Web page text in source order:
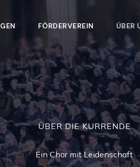
FÖRDERVEREIN ÜBER
ÜBER DIE KURRENDE
Ein Chor mit Leidenschaft